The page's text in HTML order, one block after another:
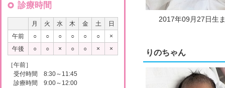
2017年09月27日生
りのちゃん
診療時間
月 火 水 木 金 土 日
午前 ○ ○ ○ ○ ○ ○ ×
午後 ○ ○ × ○ ○ × ×
［午前］
受付時間 8:30～11:45
診療時間 9:00～12:00